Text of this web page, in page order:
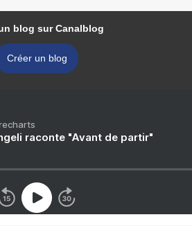
blog sur Canalblog
Créer un blog
raconte "Avant de partir"